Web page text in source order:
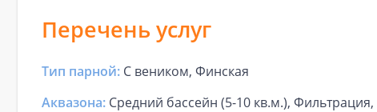
Перечень услуг
Тип парной: С веником, Финская
Аквазона: Средний бассейн (5-10 кв.м.), Фильтрация,